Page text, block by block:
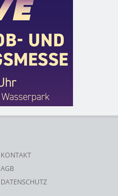
KONTAKT
AGB
DATENSCHUTZ